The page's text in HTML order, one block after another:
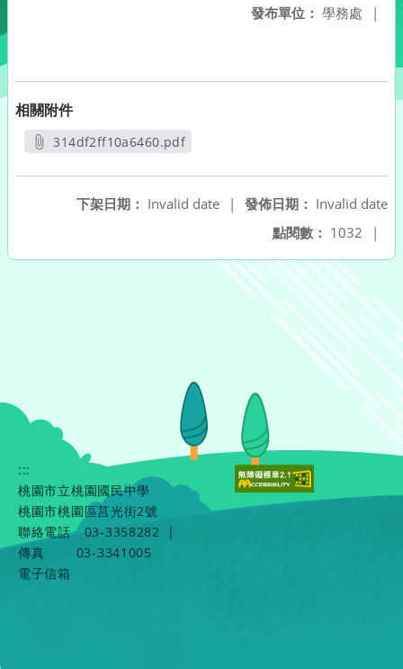
發布單位： 學務處 |
相關附件
314df2ff10a6460.pdf
發佈日期： Invalid date
下架日期： Invalid date
|
點閱數： 1032 |
:::
桃園市立桃園國民中學
桃園市桃園區莒光街2號
聯絡電話
03-3358282
|
傳真
03-3341005
電子信箱